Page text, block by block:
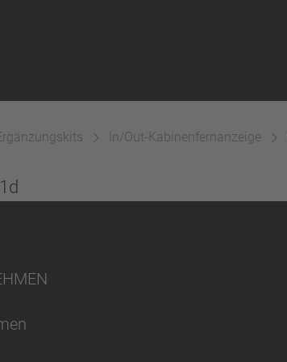
In/Out-Kabinenfernanzeige